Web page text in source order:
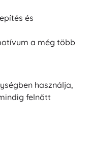
és
a még több
használja,
felnőtt